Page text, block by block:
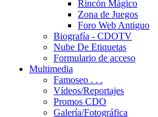
Rincón Mágico
Zona de Juegos
Foro Web Antiguo
Biografía - CDOTV
Nube De Etiquetas
Formulario de acceso
Multimedia
Famoseo . . .
Vídeos/Reportajes
Promos CDO
Galería/Fotográfica